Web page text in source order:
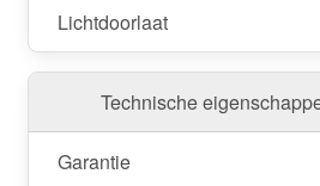
Lichtdoorlaat
Technische
Garantie